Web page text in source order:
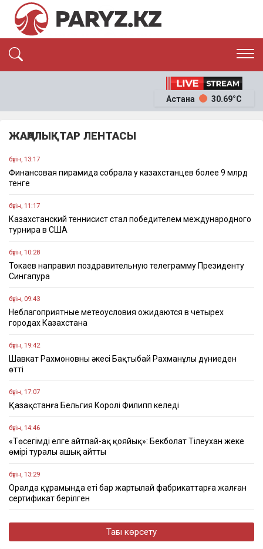
ЭКОНОМИКА
ОҚИҒА
Астана 30.69°C
ЖАҢАЛЫҚТАР ЛЕНТАСЫ
бүгін, 13:17
Финансовая пирамида собрала у казахстанцев более 9 млрд
тенге
бүгін, 11:17
Казахстанский теннисист стал победителем международного
турнира в США
бүгін, 10:28
Токаев направил поздравительную телеграмму Президенту
Сингапура
бүгін, 09:43
Неблагоприятные метеоусловия ожидаются в четырех
городах Казахстана
бүгін, 19:42
Шавкат Рахмоновның әкесі Бақтыбай Рахманұлы дүниеден
өтті
бүгін, 17:07
Қазақстанға Бельгия Королі Филипп келеді
бүгін, 14:46
«Төсегімді елге айтпай-ақ қояйық»: Бекболат Тілеухан жеке
өмірі туралы ашық айтты
бүгін, 13:29
Оралда құрамында еті бар жартылай фабрикаттарға жалған
сертификат берілген
бүгін, 10:24
Мемлекет басшысы кинорежиссер Ардақ Әмірқұловтың
Тағы көрсету